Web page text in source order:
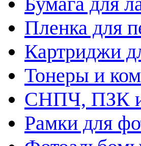
Пленка для
Картриджи
Тонеры и
СНПЧ, ПЗК
Рамки для